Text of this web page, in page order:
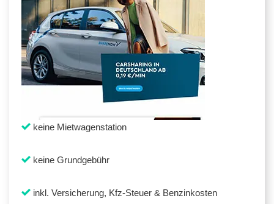
keine Mietwagenstation
keine Grundgebühr
inkl. Versicherung, Kfz-Steuer & Benzinkosten